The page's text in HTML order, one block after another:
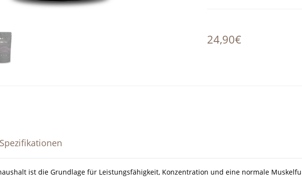
24,90€
Spezifikationen
ist die Grundlage für Leistungsfähigkeit, Konzentration und eine normale